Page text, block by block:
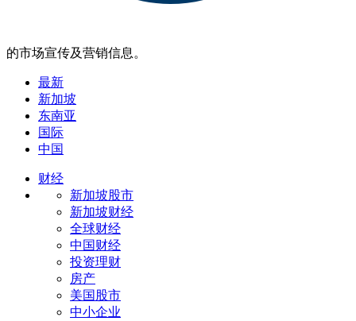
的市场宣传及营销信息。
最新
新加坡
东南亚
国际
中国
财经
新加坡股市
新加坡财经
全球财经
中国财经
投资理财
房产
美国股市
中小企业